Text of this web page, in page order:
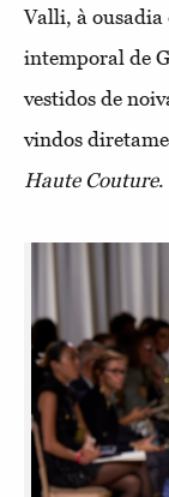
Valli, à ousadia
intemporal de
vestidos de
vindos
Haute Couture.